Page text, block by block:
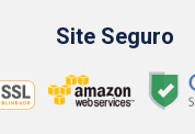
Site Seguro